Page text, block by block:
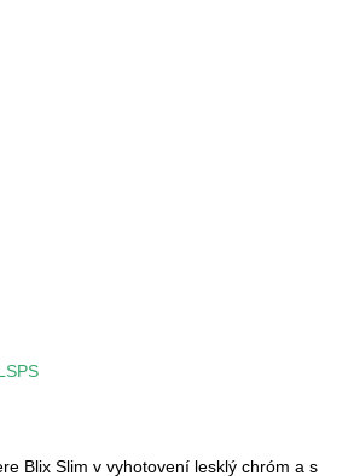
Blix Slim v vyhotovení lesklý chróm a s